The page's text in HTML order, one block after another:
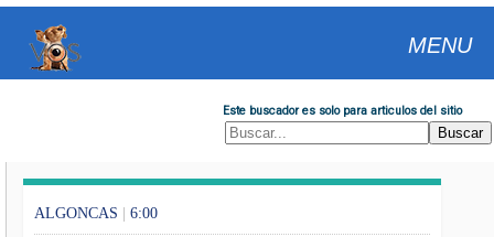
MENU
Este buscador es solo para articulos del sitio
ALGONCAS | 6:00